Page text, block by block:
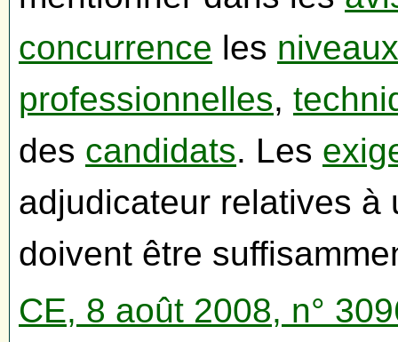
concurrence les
professionnelles,
des candidats. Les
adjudicateur relatives à
doivent être
CE, 8 août 2008, n°